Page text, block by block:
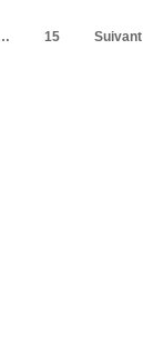
15 Suivant